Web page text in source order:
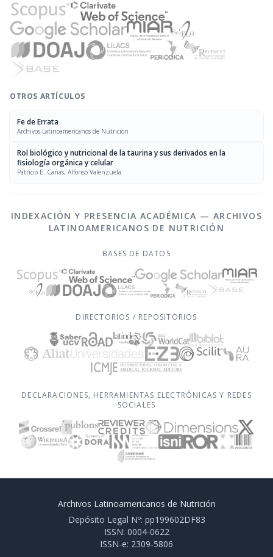
OTROS ARTÍCULOS
Fe de Errata
Archivos Latinoamericanos de Nutrición
Rol biológico y nutricional de la taurina y sus derivados en la
fisiología orgánica y celular
Patricio E. Cañas, Alfonso Valenzuela
INDEXACIÓN Y PRESENCIA ACADÉMICA — ARCHIVOS
LATINOAMERICANOS DE NUTRICIÓN
BASES DE DATOS
DIRECTORIOS / REPOSITORIOS
DECLARACIONES, HERRAMIENTAS ELECTRÓNICAS Y REDES
SOCIALES
Archivos Latinoamericanos de Nutrición
Depósito Legal Nº: pp199602DF83
ISSN: 0004-0622
ISSN-e: 2309-5806